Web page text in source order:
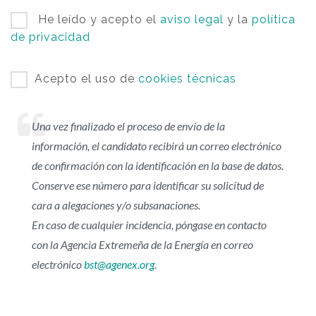
He leído y acepto el aviso legal y la política
de privacidad
Acepto el uso de cookies técnicas
Una vez finalizado el proceso de envío de la
información, el candidato recibirá un correo electrónico
de confirmación con la identificación en la base de datos.
Conserve ese número para identificar su solicitud de
cara a alegaciones y/o subsanaciones.
En caso de cualquier incidencia, póngase en contacto
con la Agencia Extremeña de la Energía en correo
electrónico bst@agenex.org.